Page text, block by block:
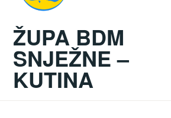
ŽUPA BDM
SNJEŽNE –
KUTINA